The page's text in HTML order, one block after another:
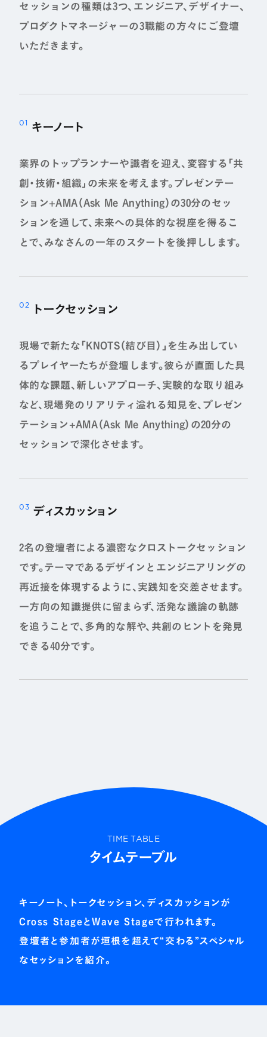
セッションの種類は3つ、エンジニア、デザイナー、
プロダクトマネージャーの3職能の方々にご登壇
いただきます。
キーノート
業界のトップランナーや識者を迎え、変容する「共
創・技術・組織」の未来を考えます。プレゼンテー
ション+AMA（Ask Me Anything）の30分のセッ
ションを通して、未来への具体的な視座を得るこ
とで、みなさんの一年のスタートを後押しします。
トークセッション
現場で新たな「KNOTS（結び目）」を生み出してい
るプレイヤーたちが登壇します。彼らが直面した具
体的な課題、新しいアプローチ、実験的な取り組み
など、現場発のリアリティ溢れる知見を、プレゼン
テーション+AMA（Ask Me Anything）の20分の
セッションで深化させます。
ディスカッション
2名の登壇者による濃密なクロストークセッション
です。テーマであるデザインとエンジニアリングの
再近接を体現するように、実践知を交差させます。
一方向の知識提供に留まらず、活発な議論の軌跡
を追うことで、多角的な解や、共創のヒントを発見
できる40分です。
TIME TABLE
タイムテーブル
キーノート、トークセッション、ディスカッションが
Cross StageとWave Stageで行われます。
登壇者と参加者が垣根を超えて“交わる”スペシャル
なセッションを紹介。